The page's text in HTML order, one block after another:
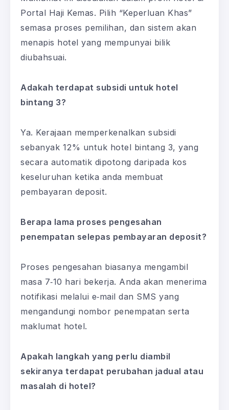
Portal Haji Kemas. Pilih “Keperluan Khas”
semasa proses pemilihan, dan sistem akan
menapis hotel yang mempunyai bilik
diubahsuai.
Adakah terdapat subsidi untuk hotel
bintang 3?
Ya. Kerajaan memperkenalkan subsidi
sebanyak 12% untuk hotel bintang 3, yang
secara automatik dipotong daripada kos
keseluruhan ketika anda membuat
pembayaran deposit.
Berapa lama proses pengesahan
penempatan selepas pembayaran deposit?
Proses pengesahan biasanya mengambil
masa 7‑10 hari bekerja. Anda akan menerima
notifikasi melalui e‑mail dan SMS yang
mengandungi nombor penempatan serta
maklumat hotel.
Apakah langkah yang perlu diambil
sekiranya terdapat perubahan jadual atau
masalah di hotel?